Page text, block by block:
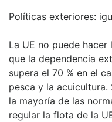
Políticas exteriores:
La UE no puede
que la dependencia
supera el 70 % en el
pesca y la acuicultura.
la mayoría de las
regular la flota de la